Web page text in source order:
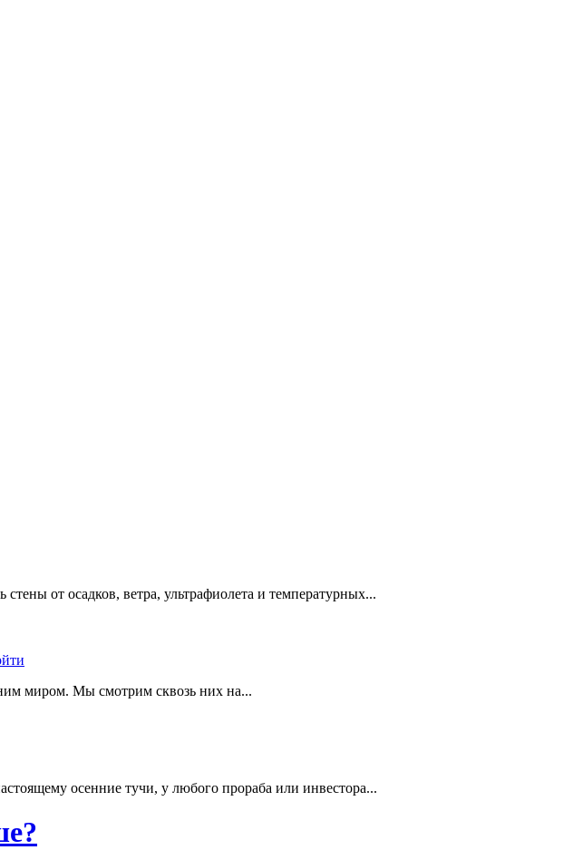
от осадков, ветра, ультрафиолета и температурных...
миром. Мы смотрим сквозь них на...
осенние тучи, у любого прораба или инвестора...